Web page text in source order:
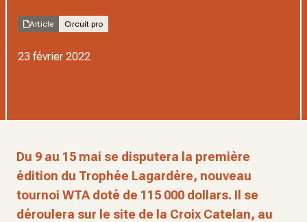
Article Circuit pro
23 février 2022
Du 9 au 15 mai se disputera la première
édition du Trophée Lagardère, nouveau
tournoi WTA doté de 115 000 dollars. Il se
déroulera sur le site de la Croix Catelan, au